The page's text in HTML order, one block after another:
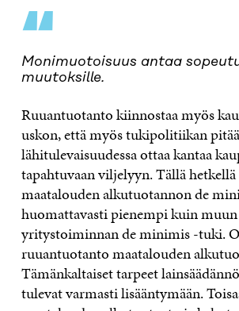
“
Monimuotoisuus antaa
muutoksille.
Ruuantuotanto kiinnostaa myös
uskon, että myös tukipolitiikan pitää
lähitulevaisuudessa ottaa kantaa
tapahtuvaan viljelyyn. Tällä
maatalouden alkutuotannon de
huomattavasti pienempi kuin muun
yritystoiminnan de minimis -tuki.
ruuantuotanto maatalouden
Tämänkaltaiset tarpeet
tulevat varmasti lisääntymään.